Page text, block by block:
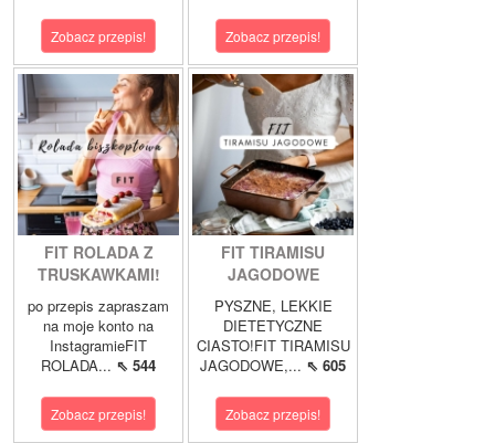
Zobacz przepis! Zobacz przepis!
FIT ROLADA Z
TRUSKAWKAMI!
po przepis zapraszam
na moje konto na
InstagramieFIT
ROLADA... ⇖ 544
Zobacz przepis!
FIT TIRAMISU
JAGODOWE
PYSZNE, LEKKIE
DIETETYCZNE
CIASTO!FIT TIRAMISU
JAGODOWE,... ⇖ 605
Zobacz przepis!